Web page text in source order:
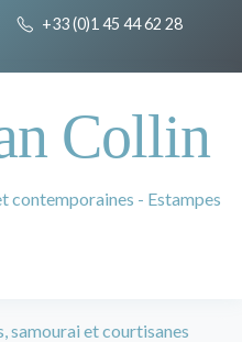
+33 (0)1 45 44 62 28
Collin
contemporaines - Estampes
samourai et courtisanes